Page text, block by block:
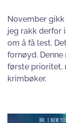
November
jeg rakk derfor
om å få lest.
fornøyd.
første prioritet,
krimbøker.